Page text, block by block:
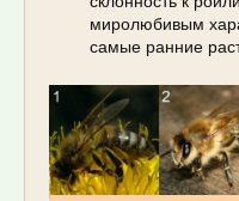
миролюбивым
самые ранние